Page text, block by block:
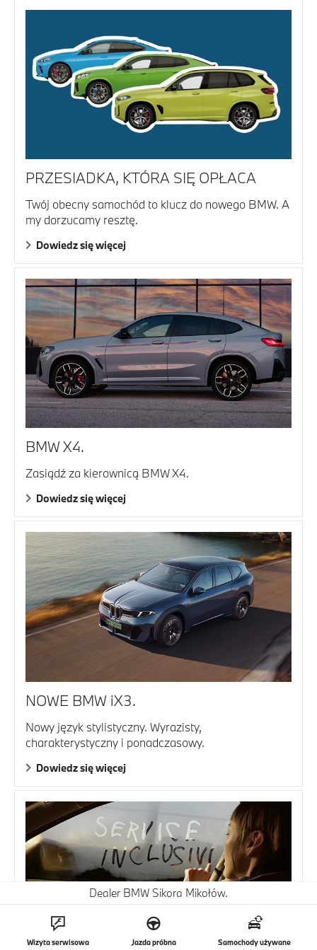
PRZESIADKA, KTÓRA SIĘ OPŁACA
Twój obecny samochód to klucz do nowego BMW. A
my dorzucamy resztę.
Dowiedz się więcej
BMW X4.
Zasiądź za kierownicą BMW X4.
Dowiedz się więcej
NOWE BMW iX3.
Nowy język stylistyczny. Wyrazisty,
charakterystyczny i ponadczasowy.
Dowiedz się więcej
Dealer BMW Sikora Mikołów.
Wizyta serwisowa Jazda próbna Samochody używane